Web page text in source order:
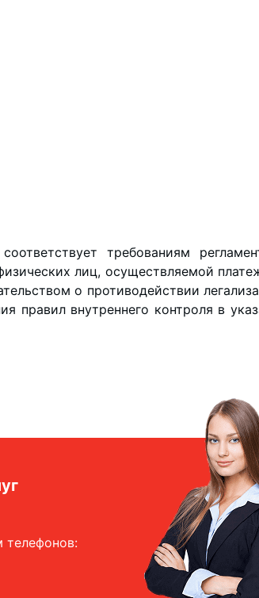
требованиям
лиц, осуществляемой
о противодействии
правил внутреннего контроля в
телефонов: